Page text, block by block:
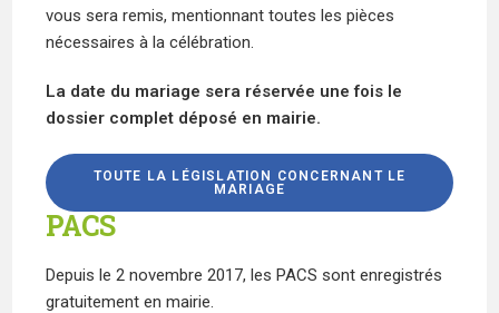
vous sera remis, mentionnant toutes les pièces
nécessaires à la célébration.
La date du mariage sera réservée une fois le
dossier complet déposé en mairie.
TOUTE LA LÉGISLATION CONCERNANT LE
MARIAGE
PACS
Depuis le 2 novembre 2017, les PACS sont enregistrés
gratuitement en mairie.